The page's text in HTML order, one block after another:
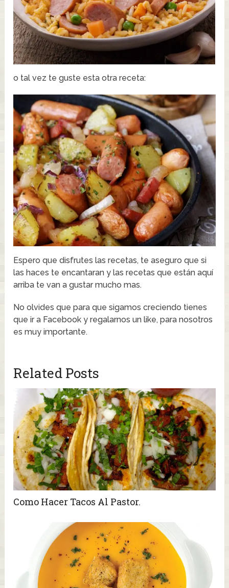
o tal vez te guste esta otra receta:
Espero que disfrutes las recetas, te aseguro que si
las haces te encantaran y las recetas que están aquí
arriba te van a gustar mucho mas.
No olvides que para que sigamos creciendo tienes
que ir a Facebook y regalarnos un like, para nosotros
es muy importante.
Related Posts
Como Hacer Tacos Al Pastor.